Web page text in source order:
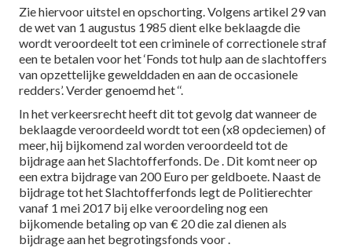
Zie hiervoor uitstel en opschorting. Volgens artikel 29 van
de wet van 1 augustus 1985 dient elke beklaagde die
wordt veroordeelt tot een criminele of correctionele straf
een te betalen voor het ‘Fonds tot hulp aan de slachtoffers
van opzettelijke gewelddaden en aan de occasionele
redders’. Verder genoemd het ‘‘.
In het verkeersrecht heeft dit tot gevolg dat wanneer de
beklaagde veroordeeld wordt tot een (x8 opdeciemen) of
meer, hij bijkomend zal worden veroordeeld tot de
bijdrage aan het Slachtofferfonds. De . Dit komt neer op
een extra bijdrage van 200 Euro per geldboete. Naast de
bijdrage tot het Slachtofferfonds legt de Politierechter
vanaf 1 mei 2017 bij elke veroordeling nog een
bijkomende betaling op van € 20 die zal dienen als
bijdrage aan het begrotingsfonds voor .